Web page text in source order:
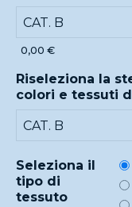
0,00 €
Riseleziona la
colori e tessuti
Seleziona il
tipo di
tessuto